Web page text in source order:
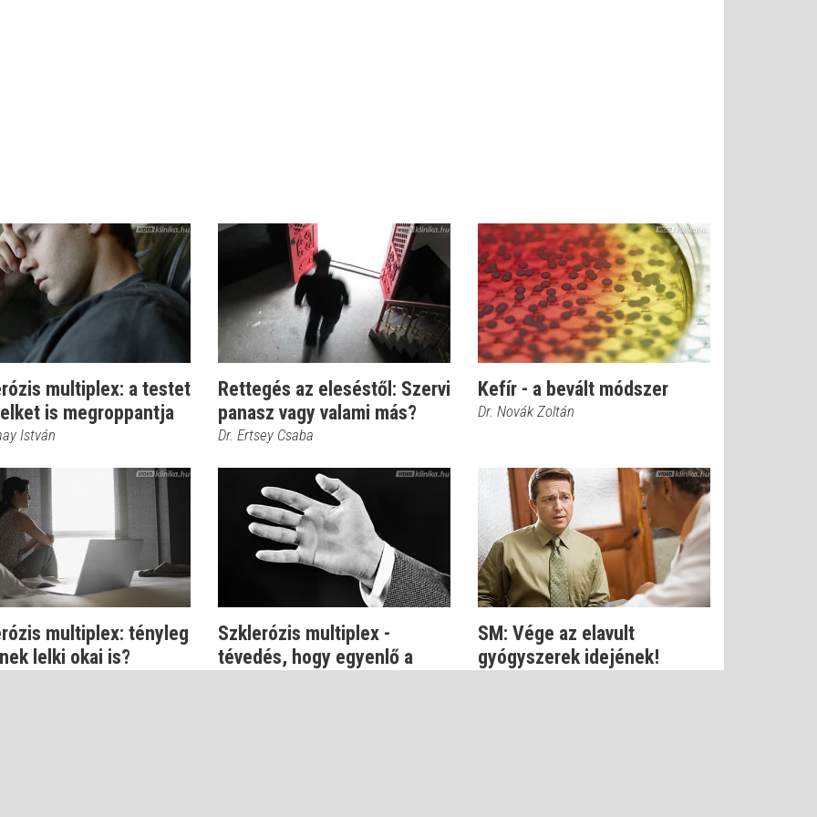
multiplex: a testet
is megroppantja
István
Rettegés az eleséstől: Szervi
panasz vagy valami más?
Dr. Ertsey Csaba
Kefír - a bevált módszer
Dr. Novák Zoltán
multiplex: tényleg
lelki okai is?
Szklerózis multiplex -
tévedés, hogy egyenlő a
SM: Vége az elavult
gyógyszerek idejének!